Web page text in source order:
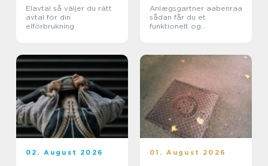
Elavtal så väljer du rätt
avtal för din
elförbrukning
Anlægsgartner aabenraa
sådan får du et
funktionelt og
02. August 2026 01. August 2026